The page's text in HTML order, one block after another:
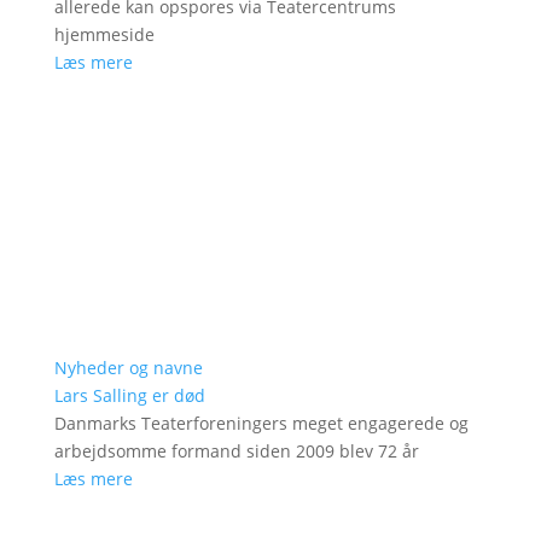
allerede kan opspores via Teatercentrums
hjemmeside
Læs mere
Nyheder og navne
Lars Salling er død
Danmarks Teaterforeningers meget engagerede og
arbejdsomme formand siden 2009 blev 72 år
Læs mere